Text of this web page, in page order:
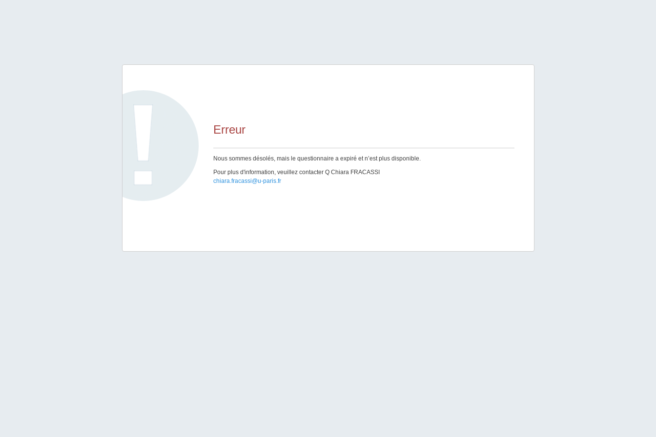
Erreur
Nous sommes désolés, mais le questionnaire a expiré et n’est plus disponible.
Pour plus d'information, veuillez contacter Q Chiara FRACASSI
chiara.fracassi@u-paris.fr